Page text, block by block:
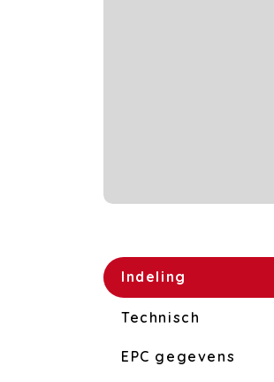
Indeling
Technisch
EPC gegevens